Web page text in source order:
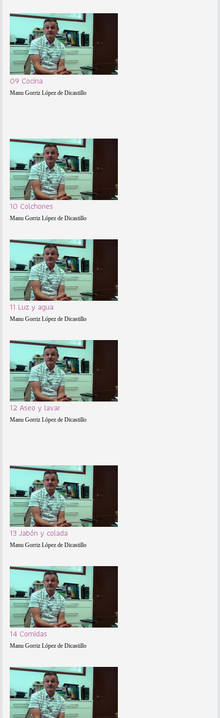
09 Cocina
Manu Gorriz López de Dicastillo
10 Colchones
Manu Gorriz López de Dicastillo
11 Luz y agua
Manu Gorriz López de Dicastillo
12 Aseo y lavar
Manu Gorriz López de Dicastillo
13 Jabón y colada
Manu Gorriz López de Dicastillo
14 Comidas
Manu Gorriz López de Dicastillo